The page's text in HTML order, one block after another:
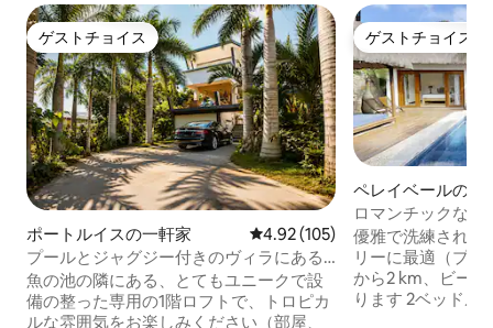
ゲストチョイス
ゲストチョイス
ポートルイスの一軒家 レビュー105件、5つ星中4.92つ
4.92 (105)
プールとジャグジー付きのヴィラにある
プライベートなトロピカルロフト
魚の池の隣にある、とてもユニークで設
備の整った専用の1階ロフトで、トロピカ
ルな雰囲気をお楽しみください（部屋、
ゲストチョイス
ゲストチョイス
ペレイベールのヴ
ロマンチックな
園、プール-ビー
優雅で洗練された
リーに最適（プラ
から2 km、ビー
ります 2ベッドル